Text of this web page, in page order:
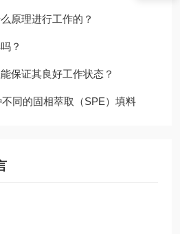
原理进行工作的？
？
保证其良好工作状态？
同的固相萃取（SPE）填料